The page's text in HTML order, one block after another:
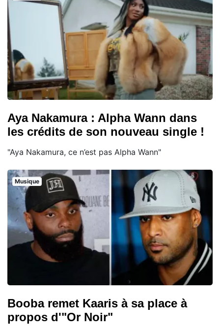
Aya Nakamura : Alpha Wann dans
les crédits de son nouveau single !
"Aya Nakamura, ce n’est pas Alpha Wann"
Musique
Booba remet Kaaris à sa place à
propos d'"Or Noir"